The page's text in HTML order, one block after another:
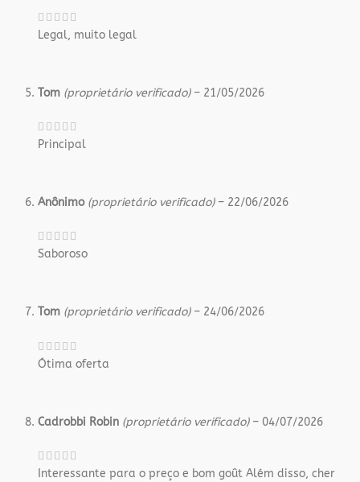
Legal, muito legal
Tom (proprietário verificado) – 21/05/2026
Principal
Anônimo (proprietário verificado) – 22/06/2026
Saboroso
Tom (proprietário verificado) – 24/06/2026
Ótima oferta
Cadrobbi Robin (proprietário verificado) – 04/07/2026
Interessante para o preço e bom goût Além disso, cher